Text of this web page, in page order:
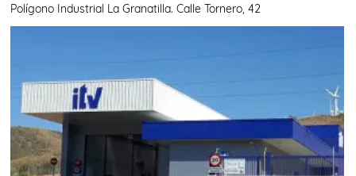
Polígono Industrial La Granatilla. Calle Tornero, 42